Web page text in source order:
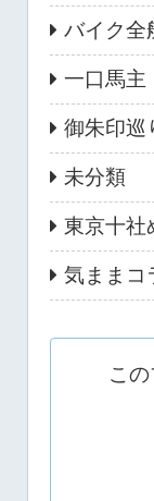
バイク全
一口馬主
御朱印巡
未分類
東京十社
気ままコ
こ